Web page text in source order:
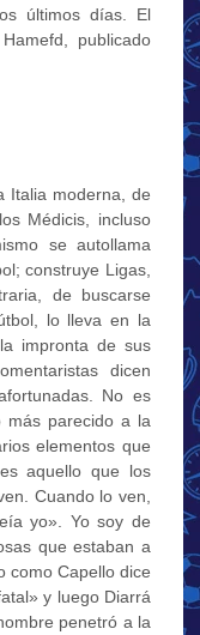
últimos días. El
publicado
Italia moderna, de
Médicis, incluso
se autollama
construye Ligas,
de buscarse
lo lleva en la
impronta de sus
dicen
No es
más parecido a la
elementos que
aquello que los
Cuando lo ven,
yo». Yo soy de
que estaban a
como Capello dice
y luego Diarrá
penetró a la